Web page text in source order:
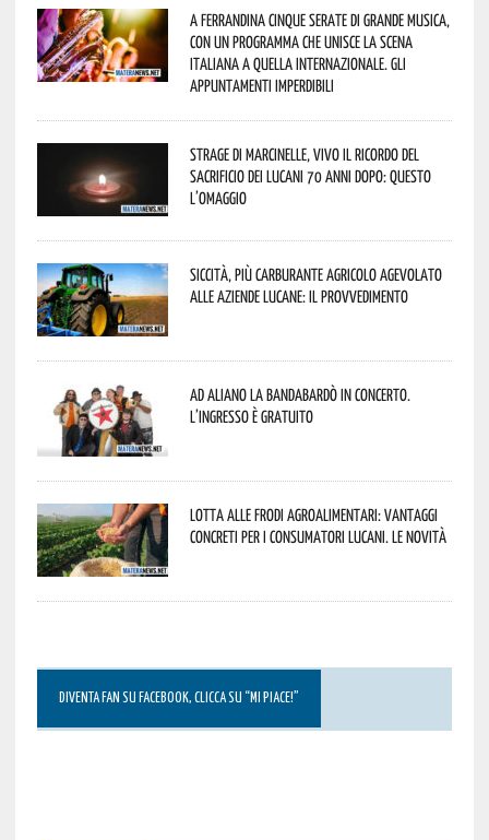
A Ferrandina cinque serate di grande musica,
con un programma che unisce la scena
italiana a quella internazionale. Gli
appuntamenti imperdibili
Strage di Marcinelle, vivo il ricordo del
sacrificio dei lucani 70 anni dopo: questo
l’omaggio
Siccità, più carburante agricolo agevolato
alle aziende lucane: il provvedimento
Ad Aliano la Bandabardò in concerto.
L’ingresso è gratuito
Lotta alle frodi agroalimentari: vantaggi
concreti per i consumatori lucani. Le novità
DIVENTA FAN SU FACEBOOK, CLICCA SU “MI PIACE!”